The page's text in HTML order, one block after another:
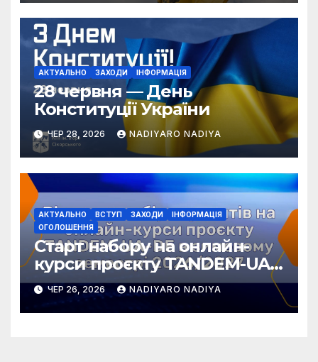
АКТУАЛЬНО ЗАХОДИ ІНФОРМАЦІЯ
28 червня — День
Конституції України
ЧЕР 28, 2026 NADIYARO NADIYA
АКТУАЛЬНО ВСТУП ЗАХОДИ
ІНФОРМАЦІЯ
ОГОЛОШЕННЯ
Старт набору на онлайн-
курси проєкту TANDEM-UA-
DE у зимовому семестрі
2026/2027!
ЧЕР 26, 2026 NADIYARO NADIYA